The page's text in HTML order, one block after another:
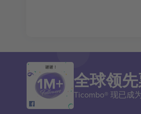
谢谢！
全球领
Ticombo® 现已成